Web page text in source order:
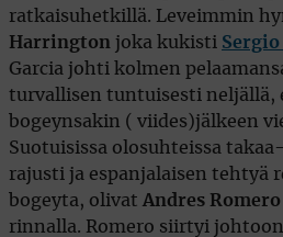
ratkaisuhetkillä. Leveimmin
Harrington joka kukisti Sergio
Garcia johti kolmen
turvallisen tuntuisesti neljällä,
bogeynsakin ( viides)jälkeen
Suotuisissa olosuhteissa
rajusti ja espanjalaisen tehtyä
bogeyta, olivat Andres Romero
rinnalla. Romero siirtyi